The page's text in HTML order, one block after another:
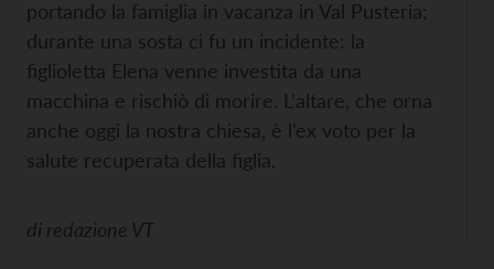
portando la famiglia in vacanza in Val Pusteria;
durante una sosta ci fu un incidente: la
figlioletta Elena venne investita da una
macchina e rischiò di morire. L’altare, che orna
anche oggi la nostra chiesa, è l’ex voto per la
salute recuperata della figlia.
di redazione VT